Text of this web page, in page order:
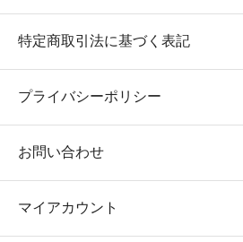
特定商取引法に基づく表記
プライバシーポリシー
お問い合わせ
マイアカウント